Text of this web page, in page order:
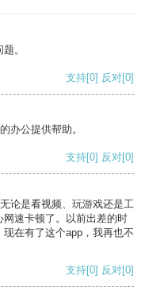
。
支持[0] 反对[0]
办公提供帮助。
支持[0] 反对[0]
论是看视频、玩游戏还是工
速卡顿了。以前出差的时
在有了这个app，我再也不
支持[0] 反对[0]